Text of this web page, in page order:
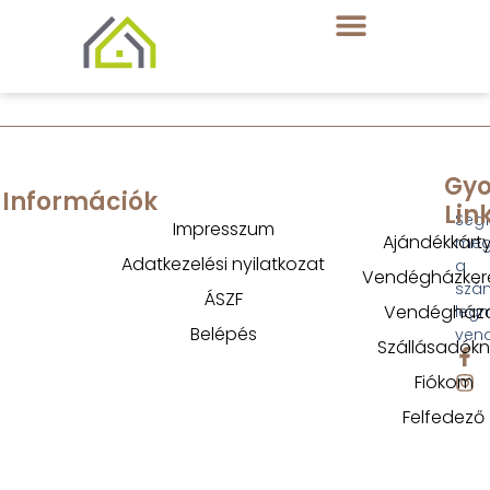
a
Fiókom
Felfedező
Információk
Impresszum
Adatkezelési nyilatkozat
ÁSZF
Belépés